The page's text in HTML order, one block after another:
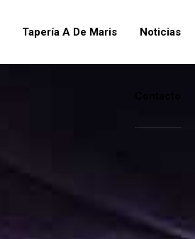
Tapería A De Maris Noticias